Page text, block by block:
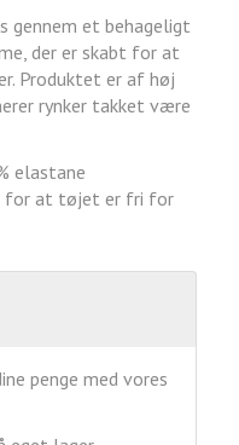
gennem et behageligt
der er skabt for at
Produktet er af høj
rynker takket være
elastane
for at tøjet er fri for
penge med vores